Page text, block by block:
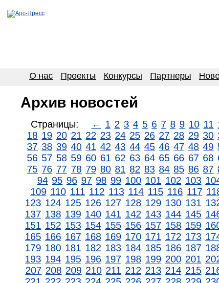
О нас Проекты Конкурсы Партнеры
Архив новостей
Страницы: ← 1 2 3 4 5 6 7 8 9 10 11
18 19 20 21 22 23 24 25 26 27 28 29 30
37 38 39 40 41 42 43 44 45 46 47 48 49
56 57 58 59 60 61 62 63 64 65 66 67 68
75 76 77 78 79 80 81 82 83 84 85 86 87
94 95 96 97 98 99 100 101 102 103
109 110 111 112 113 114 115 116 117
123 124 125 126 127 128 129 130 131
137 138 139 140 141 142 143 144 145
151 152 153 154 155 156 157 158 159
165 166 167 168 169 170 171 172 173
179 180 181 182 183 184 185 186 187
193 194 195 196 197 198 199 200 201
207 208 209 210 211 212 213 214 215